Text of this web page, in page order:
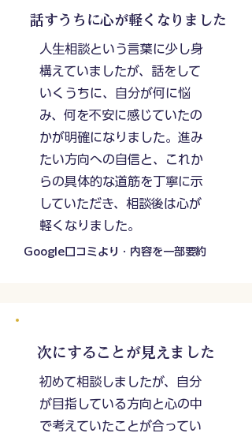
話すうちに心が軽くなりました
人生相談という言葉に少し身
構えていましたが、話をして
いくうちに、自分が何に悩
み、何を不安に感じていたの
かが明確になりました。進み
たい方向への自信と、これか
らの具体的な道筋を丁寧に示
していただき、相談後は心が
軽くなりました。
Google口コミより・内容を一部要約
次にすることが見えました
初めて相談しましたが、自分
が目指している方向と心の中
で考えていたことが合ってい